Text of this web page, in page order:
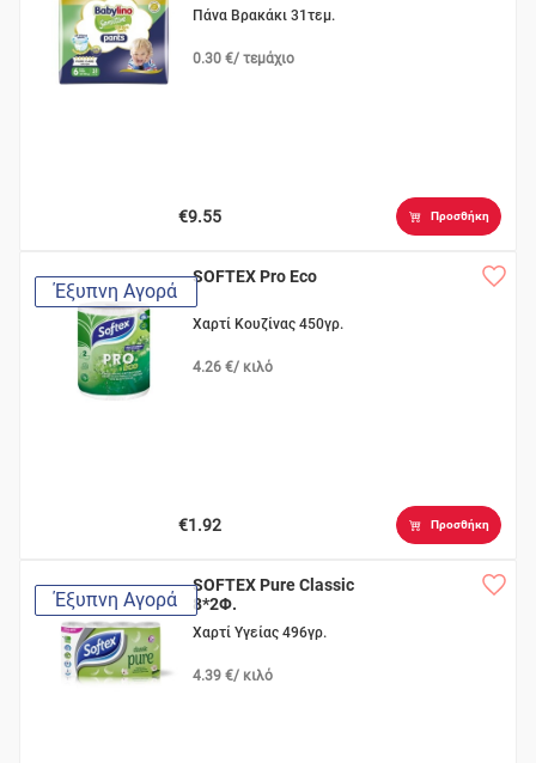
Πάνα Βρακάκι 31τεμ.
0.30 €/ τεμάχιο
€9.55 Προσθήκη
Έξυπνη Αγορά
SOFTEX Pro Eco
Χαρτί Κουζίνας 450γρ.
4.26 €/ κιλό
€1.92 Προσθήκη
Έξυπνη Αγορά
SOFTEX Pure Classic
8*2Φ.
Χαρτί Υγείας 496γρ.
4.39 €/ κιλό